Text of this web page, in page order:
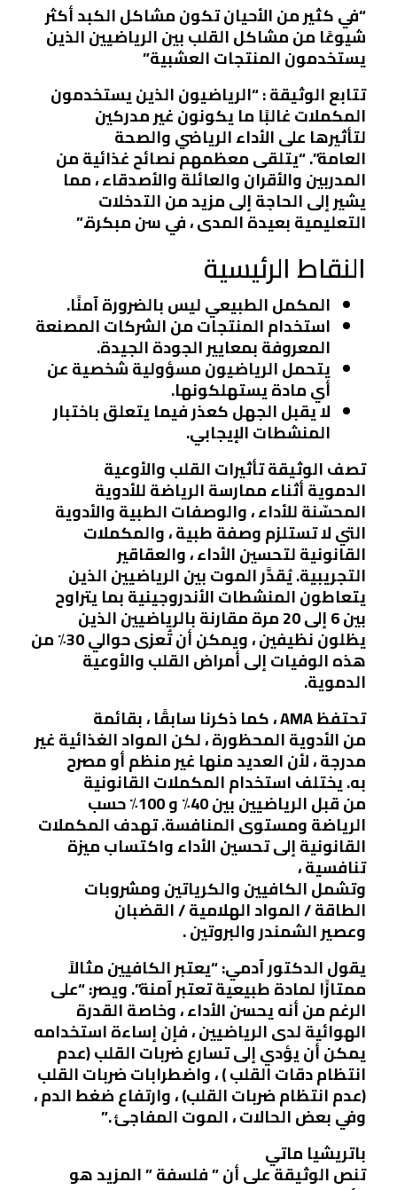
“في كثير من الأحيان تكون مشاكل الكبد أكثر
شيوعًا من مشاكل القلب بين الرياضيين الذين
يستخدمون المنتجات العشبية”
تتابع الوثيقة : “الرياضيون الذين يستخدمون
المكملات غالبًا ما يكونون غير مدركين
لتأثيرها على الأداء الرياضي والصحة
العامة”. “يتلقى معظمهم نصائح غذائية من
المدربين والأقران والعائلة والأصدقاء ، مما
يشير إلى الحاجة إلى مزيد من التدخلات
التعليمية بعيدة المدى ، في سن مبكرة.”
النقاط الرئيسية
المكمل الطبيعي ليس بالضرورة آمنًا.
استخدام المنتجات من الشركات المصنعة
المعروفة بمعايير الجودة الجيدة.
يتحمل الرياضيون مسؤولية شخصية عن
أي مادة يستهلكونها.
لا يقبل الجهل كعذر فيما يتعلق باختبار
المنشطات الإيجابي.
تصف الوثيقة تأثيرات القلب والأوعية
الدموية أثناء ممارسة الرياضة للأدوية
المحسّنة للأداء ، والوصفات الطبية والأدوية
التي لا تستلزم وصفة طبية ، والمكملات
القانونية لتحسين الأداء ، والعقاقير
التجريبية. يُقدَّر الموت بين الرياضيين الذين
يتعاطون المنشطات الأندروجينية بما يتراوح
بين 6 إلى 20 مرة مقارنة بالرياضيين الذين
يظلون نظيفين ، ويمكن أن تُعزى حوالي 30٪ من
هذه الوفيات إلى أمراض القلب والأوعية
الدموية.
تحتفظ AMA ، كما ذكرنا سابقًا ، بقائمة
من الأدوية المحظورة ، لكن المواد الغذائية غير
مدرجة ، لأن العديد منها غير منظم أو مصرح
به. يختلف استخدام المكملات القانونية
من قبل الرياضيين بين 40٪ و 100٪ حسب
الرياضة ومستوى المنافسة. تهدف المكملات
القانونية إلى تحسين الأداء واكتساب ميزة
تنافسية ،
وتشمل الكافيين والكرياتين ومشروبات
الطاقة / المواد الهلامية / القضبان
وعصير الشمندر والبروتين .
يقول الدكتور آدمي: “يعتبر الكافيين مثالاً
ممتازًا لمادة طبيعية تعتبر آمنة”. ويصر: “على
الرغم من أنه يحسن الأداء ، وخاصة القدرة
الهوائية لدى الرياضيين ، فإن إساءة استخدامه
يمكن أن يؤدي إلى تسارع ضربات القلب (عدم
انتظام دقات القلب ) ، واضطرابات ضربات القلب
(عدم انتظام ضربات القلب) ، وارتفاع ضغط الدم ،
وفي بعض الحالات ، الموت المفاجئ .”
باتريشيا ماتي
تنص الوثيقة على أن ” فلسفة ” المزيد هو